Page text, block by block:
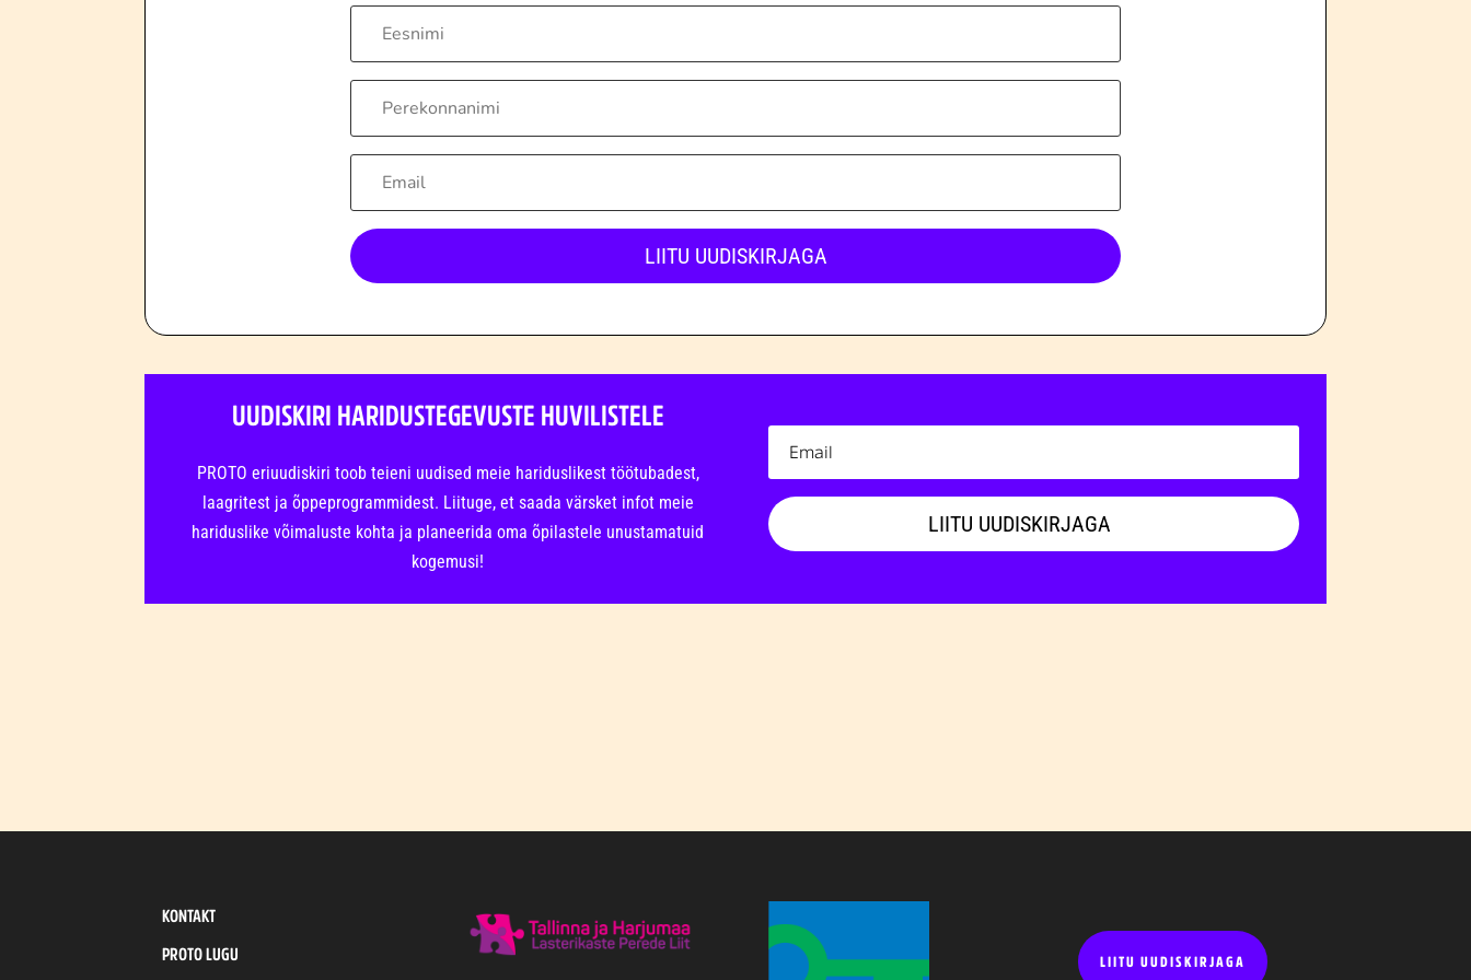
LIITU UUDISKIRJAGA
UUDISKIRI HARIDUSTEGEVUSTE HUVILISTELE
PROTO eriuudiskiri toob teieni uudised meie hariduslikest töötubadest,
laagritest ja õppeprogrammidest. Liituge, et saada värsket infot meie
hariduslike võimaluste kohta ja planeerida oma õpilastele unustamatuid
kogemusi!
LIITU UUDISKIRJAGA
KONTAKT
PROTO LUGU LIITU UUDISKIRJAGA